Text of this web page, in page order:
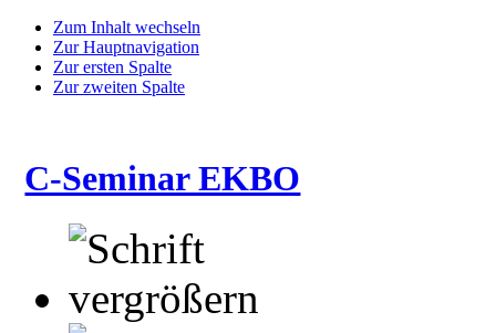
Zum Inhalt wechseln
Zur Hauptnavigation
Zur ersten Spalte
Zur zweiten Spalte
C-Seminar EKBO